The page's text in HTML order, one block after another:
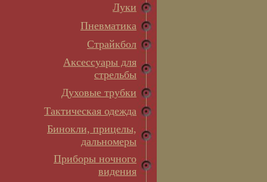
Луки
Пневматика
Страйкбол
Аксессуары для
стрельбы
Духовые трубки
Тактическая одежда
Бинокли, прицелы,
дальномеры
Приборы ночного
видения